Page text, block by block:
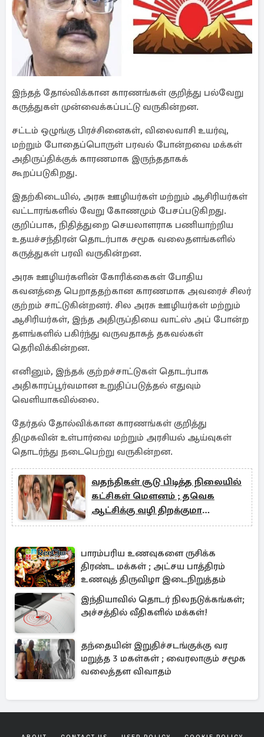
இந்தத் தோல்விக்கான காரணங்கள் குறித்து பல்வேறு
கருத்துகள் முன்வைக்கப்பட்டு வருகின்றன.
சட்டம் ஒழுங்கு பிரச்சினைகள், விலைவாசி உயர்வு,
மற்றும் போதைப்பொருள் பரவல் போன்றவை மக்கள்
அதிருப்திக்குக் காரணமாக இருந்ததாகக்
கூறப்படுகிறது.
இதற்கிடையில், அரசு ஊழியர்கள் மற்றும் ஆசிரியர்கள்
வட்டாரங்களில் வேறு கோணமும் பேசப்படுகிறது.
குறிப்பாக, நிதித்துறை செயலாளராக பணியாற்றிய
உதயச்சந்திரன் தொடர்பாக சமூக வலைதளங்களில்
கருத்துகள் பரவி வருகின்றன.
அரசு ஊழியர்களின் கோரிக்கைகள் போதிய
கவனத்தை பெறாததற்கான காரணமாக அவரைச் சிலர்
குற்றம் சாட்டுகின்றனர். சில அரசு ஊழியர்கள் மற்றும்
ஆசிரியர்கள், இந்த அதிருப்தியை வாட்ஸ் அப் போன்ற
தளங்களில் பகிர்ந்து வருவதாகத் தகவல்கள்
தெரிவிக்கின்றன.
எனினும், இந்தக் குற்றச்சாட்டுகள் தொடர்பாக
அதிகாரப்பூர்வமான உறுதிப்படுத்தல் எதுவும்
வெளியாகவில்லை.
தேர்தல் தோல்விக்கான காரணங்கள் குறித்து
திமுகவின் உள்பார்வை மற்றும் அரசியல் ஆய்வுகள்
தொடர்ந்து நடைபெற்று வருகின்றன.
வதந்திகள் சூடு பிடித்த நிலையில்
கட்சிகள் மௌனம் ; தவெக
ஆட்சிக்கு வழி திறக்குமா
தற்போதைய நிலை?
பாரம்பரிய உணவுகளை ருசிக்க
திரண்ட மக்கள் ; அட்சய பாத்திரம்
உணவுத் திருவிழா இடைநிறுத்தம்
இந்தியாவில் தொடர் நிலநடுக்கங்கள்;
அச்சத்தில் வீதிகளில் மக்கள்!
தந்தையின் இறுதிச்சடங்குக்கு வர
மறுத்த 3 மகள்கள் ; வைரலாகும் சமூக
வலைத்தள விவாதம்